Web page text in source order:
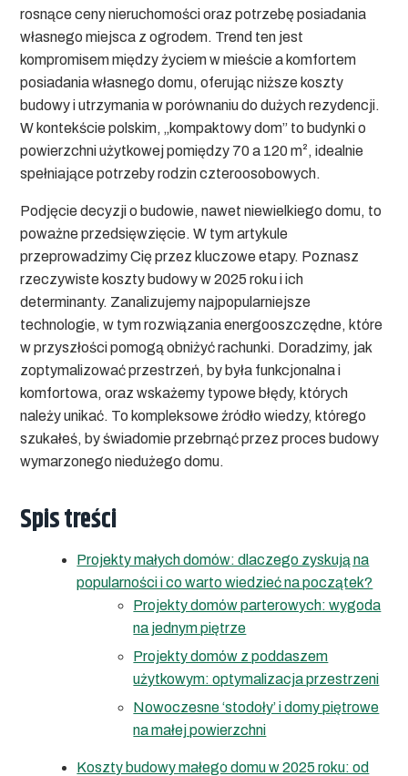
rosnące ceny nieruchomości oraz potrzebę posiadania
własnego miejsca z ogrodem. Trend ten jest
kompromisem między życiem w mieście a komfortem
posiadania własnego domu, oferując niższe koszty
budowy i utrzymania w porównaniu do dużych rezydencji.
W kontekście polskim, „kompaktowy dom” to budynki o
powierzchni użytkowej pomiędzy 70 a 120 m², idealnie
spełniające potrzeby rodzin czteroosobowych.
Podjęcie decyzji o budowie, nawet niewielkiego domu, to
poważne przedsięwzięcie. W tym artykule
przeprowadzimy Cię przez kluczowe etapy. Poznasz
rzeczywiste koszty budowy w 2025 roku i ich
determinanty. Zanalizujemy najpopularniejsze
technologie, w tym rozwiązania energooszczędne, które
w przyszłości pomogą obniżyć rachunki. Doradzimy, jak
zoptymalizować przestrzeń, by była funkcjonalna i
komfortowa, oraz wskażemy typowe błędy, których
należy unikać. To kompleksowe źródło wiedzy, którego
szukałeś, by świadomie przebrnąć przez proces budowy
wymarzonego niedużego domu.
Spis treści
Projekty małych domów: dlaczego zyskują na
popularności i co warto wiedzieć na początek?
Projekty domów parterowych: wygoda
na jednym piętrze
Projekty domów z poddaszem
użytkowym: optymalizacja przestrzeni
Nowoczesne ‘stodoły’ i domy piętrowe
na małej powierzchni
Koszty budowy małego domu w 2025 roku: od